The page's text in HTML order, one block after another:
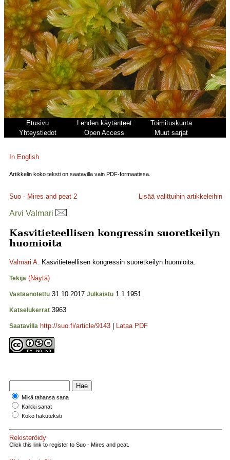
Etusivu Lehden käytänteet
Toimituskunta
Yhteystiedot
Open Access Muut sarjat
In English
Artikkelin koko teksti on saatavilla vain PDF-formaatissa.
Suo - Mires and peat 2 Lisää valittuihin artikkeleihin
Arvi Valmari
Kasvitieteellisen kongressin suoretkeilyn
huomioita
Valmari A. Kasvitieteellisen kongressin suoretkeilyn huomioita.
Tekijä (Näytä)
Vastaanotettu 31.10.2017 Julkaistu 1.1.1951
Katselukerrat 3963
Saatavilla http://suo.fi/article/9143 Lataa PDF
Mikä tahansa sana
Kaikki sanat
Koko hakuteksti
Rekisteröidy
Click this link to register to Suo - Mires and peat.